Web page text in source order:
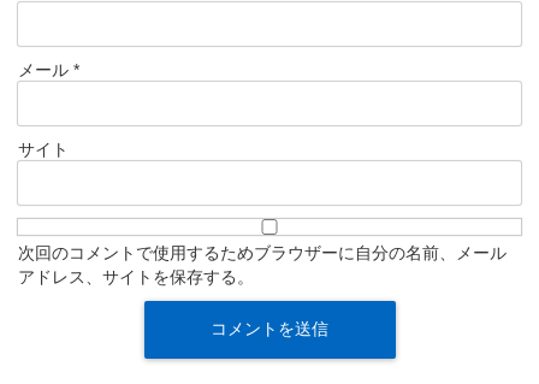
メール *
サイト
次回のコメントで使用するためブラウザーに自分の名前、メール
アドレス、サイトを保存する。